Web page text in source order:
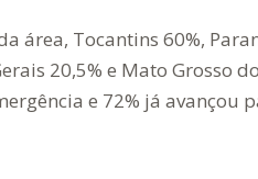
área, Tocantins 60%,
20,5% e Mato Grosso
e 72% já avançou